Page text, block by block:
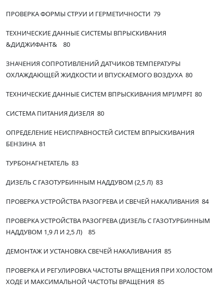
ПРОВЕРКА ФОРМЫ СТРУИ И ГЕРМЕТИЧНОСТИ 79
ТЕХНИЧЕСКИЕ ДАННЫЕ СИСТЕМЫ ВПРЫСКИВАНИЯ
&ДИДЖИФАНТ& 80
ЗНАЧЕНИЯ СОПРОТИВЛЕНИЙ ДАТЧИКОВ ТЕМПЕРАТУРЫ
ОХЛАЖДАЮЩЕЙ ЖИДКОСТИ И ВПУСКАЕМОГО ВОЗДУХА 80
ТЕХНИЧЕСКИЕ ДАННЫЕ СИСТЕМ ВПРЫСКИВАНИЯ MPI/MPFI 80
СИСТЕМА ПИТАНИЯ ДИЗЕЛЯ 80
ОПРЕДЕЛЕНИЕ НЕИСПРАВНОСТЕЙ СИСТЕМ ВПРЫСКИВАНИЯ
БЕНЗИНА 81
ТУРБОНАГНЕТАТЕЛЬ 83
ДИЗЕЛЬ С ГАЗОТУРБИННЫМ НАДДУВОМ (2,5 Л) 83
ПРОВЕРКА УСТРОЙСТВА РАЗОГРЕВА И СВЕЧЕЙ НАКАЛИВАНИЯ 84
ПРОВЕРКА УСТРОЙСТВА РАЗОГРЕВА (ДИЗЕЛЬ С ГАЗОТУРБИННЫМ
НАДДУВОМ 1,9 Л И 2,5 Л) 85
ДЕМОНТАЖ И УСТАНОВКА СВЕЧЕЙ НАКАЛИВАНИЯ 85
ПРОВЕРКА И РЕГУЛИРОВКА ЧАСТОТЫ ВРАЩЕНИЯ ПРИ ХОЛОСТОМ
ХОДЕ И МАКСИМАЛЬНОЙ ЧАСТОТЫ ВРАЩЕНИЯ 85